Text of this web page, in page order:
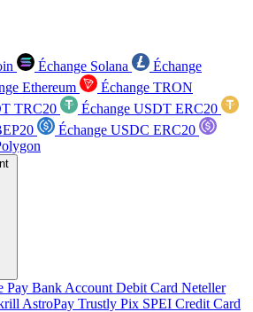
Échange Solana
Échange
Ethereum
Échange TRON
TRC20
Échange USDT ERC20
Échange USDC ERC20
Pay Bank Account Debit Card Neteller
AstroPay Trustly Pix SPEI Credit Card